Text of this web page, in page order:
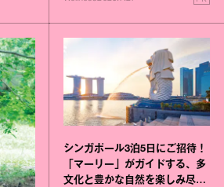
シンガポール3泊5日にご招待！
「マーリー」がガイドする、多
文化と豊かな自然を楽しみ尽く